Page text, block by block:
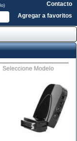
Contacto
Agregar a favoritos
Seleccione Modelo